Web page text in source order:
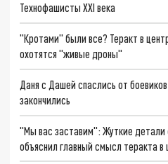
Технофашисты XXI века
"Кротами" были все? Теракт в
охотятся "живые дроны"
Даня с Дашей спаслись от
закончились
"Мы вас заставим": Жуткие детали
объяснил главный смысл теракта в